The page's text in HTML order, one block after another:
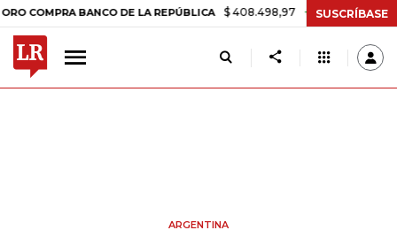
BANCO DE LA REPÚBLICA $ 408.498,97 +$ 8.753,81 +2,19%
SUSCRÍBASE
ARGENTINA